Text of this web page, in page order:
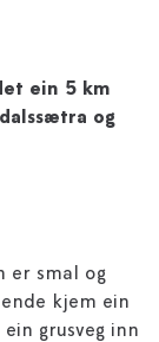
ein 5 km
og
er smal og
kjem ein
grusveg inn